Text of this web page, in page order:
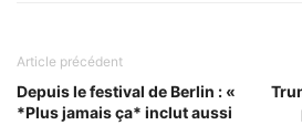
Article précédent
Depuis le festival de Berlin : «
*Plus jamais ça* inclut aussi